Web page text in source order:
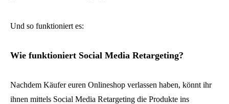
Und so funktioniert es:
Wie funktioniert Social Media Retargeting?
Nachdem Käufer euren Onlineshop verlassen haben, könnt ihr
ihnen mittels Social Media Retargeting die Produkte ins